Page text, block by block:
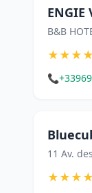
B&B
★★★★
📞
11 Av.
★★★★